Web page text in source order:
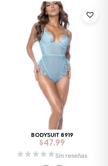
BODYSUIT 8919
$47.99
Sin reseñas